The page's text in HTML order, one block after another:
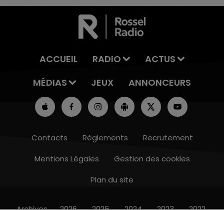
ACCUEIL RADIO
ACTUS
MÉDIAS
JEUX ANNONCEURS
Contacts Règlements
Recrutement
Mentions Légales
Gestion des cookies
Plan du site